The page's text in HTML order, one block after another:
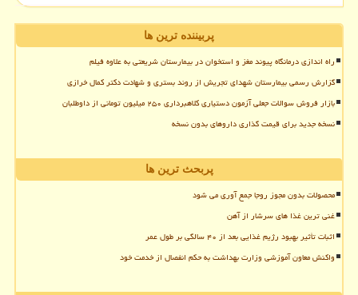
پربیننده ترین ها
راه اندازی درمانگاه پیوند مغز و استخوان در بیمارستان شریعتی به علاوه فیلم
گزارش رسمی بیمارستان شهدای تجریش از روند بستری و شهادت دکتر کمال خرازی
بازار فروش سوالات جعلی آزمون دستیاری کلاهبرداری ۲۵۰ میلیون تومانی از داوطلبان
نسخه جدید برای قیمت گذاری داروهای بدون نسخه
پربحث ترین ها
محصولات بدون مجوز روجا جمع آوری می شود
غنی ترین غذا های سرشار از آهن
اثبات تأثیر بهبود رژیم غذایی بعد از ۴۰ سالگی بر طول عمر
واکنش معاون آموزشی وزارت بهداشت به حکم انفصال از خدمت خود